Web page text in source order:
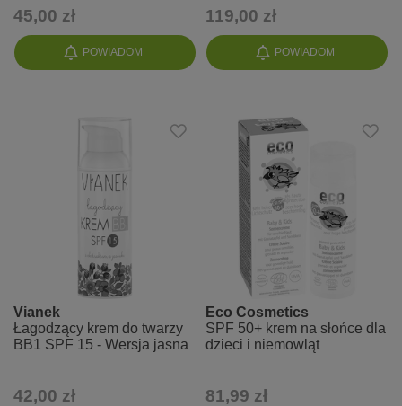
POWIADOM
45,00 zł
POWIADOM
119,00 zł
Vianek
Łagodzący krem do twarzy
BB1 SPF 15 - Wersja jasna
42,00 zł
Eco Cosmetics
SPF 50+ krem na słońce dla
dzieci i niemowląt
81,99 zł